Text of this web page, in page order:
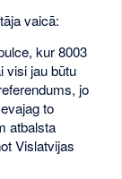
vaicā:
kur 8003
visi jau būtu
jo
to
atbalsta
Vislatvijas